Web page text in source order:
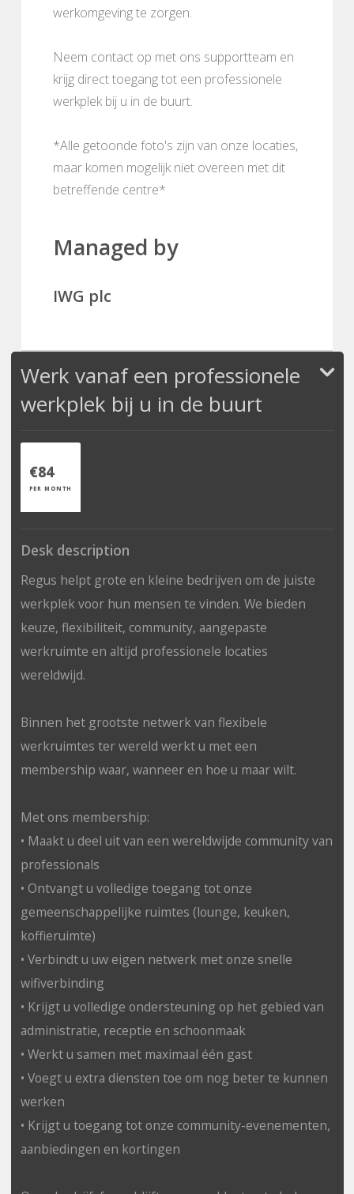
werkomgeving te zorgen.
Neem contact op met ons supportteam en
krijg direct toegang tot een professionele
werkplek bij u in de buurt.
*Alle getoonde foto's zijn van onze locaties,
maar komen mogelijk niet overeen met dit
betreffende centre*
Managed by
IWG plc
Werk vanaf een professionele
werkplek bij u in de buurt
€84
PER MONTH
Desk description
Regus helpt grote en kleine bedrijven om de juiste
werkplek voor hun mensen te vinden. We bieden
keuze, flexibiliteit, community, aangepaste
werkruimte en altijd professionele locaties
wereldwijd.
Binnen het grootste netwerk van flexibele
werkruimtes ter wereld werkt u met een
membership waar, wanneer en hoe u maar wilt.
Met ons membership:
• Maakt u deel uit van een wereldwijde community van
professionals
• Ontvangt u volledige toegang tot onze
gemeenschappelijke ruimtes (lounge, keuken,
koffieruimte)
• Verbindt u uw eigen netwerk met onze snelle
wifiverbinding
• Krijgt u volledige ondersteuning op het gebied van
administratie, receptie en schoonmaak
• Werkt u samen met maximaal één gast
• Voegt u extra diensten toe om nog beter te kunnen
werken
• Krijgt u toegang tot onze community-evenementen,
aanbiedingen en kortingen